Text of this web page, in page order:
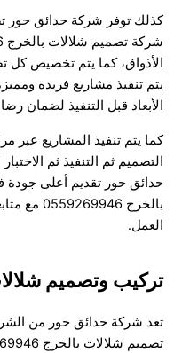
كذلك توفر شركة حدائق
الأذواق، كما يتم تخصيص
يتم تنفيذ مشاريع فريدة
الأبعاد قبل التنفيذ لضمان
كما يتم تنفيذ المشاريع عبر
التصميم ثم التنفيذ ثم
حدائق حور تقديم أعلى
بالخرج
العمل.
تركيب وتصميم
تعد شركة حدائق حور من